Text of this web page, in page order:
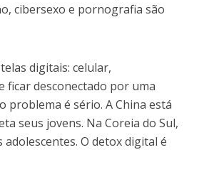
cibersexo e pornografia são
digitais: celular,
ficar desconectado por uma
problema é sério. A China está
seus jovens. Na Coreia do Sul,
O detox digital é